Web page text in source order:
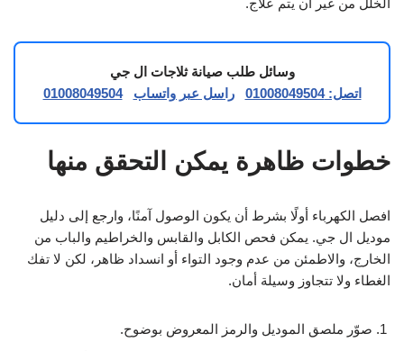
الخلل من غير أن يتم علاج.
وسائل طلب صيانة ثلاجات ال جي
اتصل: 01008049504
راسل عبر واتساب 01008049504
خطوات ظاهرة يمكن التحقق منها
افصل الكهرباء أولًا بشرط أن يكون الوصول آمنًا، وارجع إلى دليل
موديل ال جي. يمكن فحص الكابل والقابس والخراطيم والباب من
الخارج، والاطمئن من عدم وجود التواء أو انسداد ظاهر، لكن لا تفك
الغطاء ولا تتجاوز وسيلة أمان.
صوّر ملصق الموديل والرمز المعروض بوضوح.